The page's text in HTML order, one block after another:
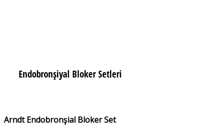
Endobronşiyal Bloker Setleri
Arndt Endobronşial Bloker Set